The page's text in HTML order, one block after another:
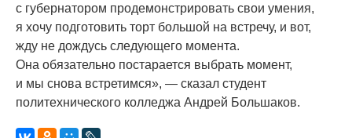
с губернатором продемонстрировать свои умения,
я хочу подготовить торт большой на встречу, и вот,
жду не дождусь следующего момента.
Она обязательно постарается выбрать момент,
и мы снова встретимся», — сказал студент
политехнического колледжа Андрей Большаков.